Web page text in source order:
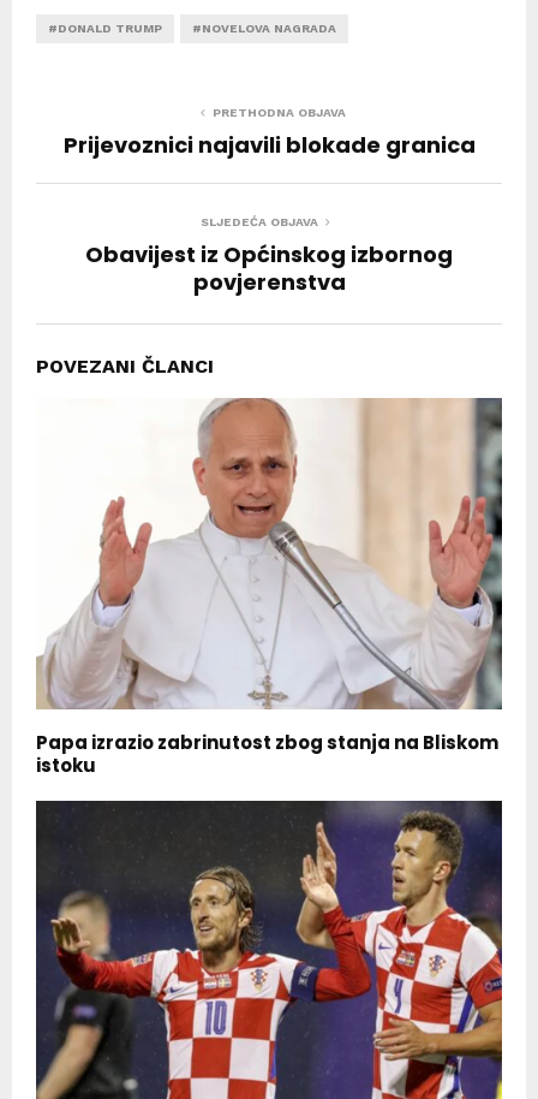
#DONALD TRUMP #NOVELOVA NAGRADA
PRETHODNA OBJAVA
Prijevoznici najavili blokade granica
SLJEDEĆA OBJAVA
Obavijest iz Općinskog izbornog
povjerenstva
POVEZANI ČLANCI
Papa izrazio zabrinutost zbog stanja na Bliskom
istoku